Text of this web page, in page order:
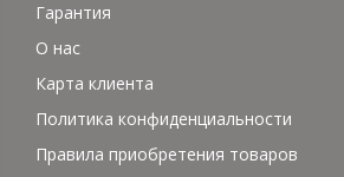
Гарантия
О нас
Карта клиента
Политика конфиденциальности
Правила приобретения товаров